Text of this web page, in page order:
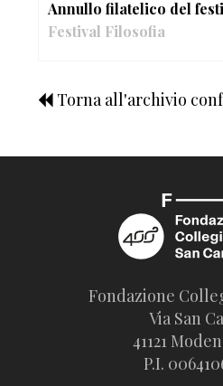
Annullo filatelico del
Festival Filosofia
Torna all'archivio
Fondazione
Via San
41121
P.I.